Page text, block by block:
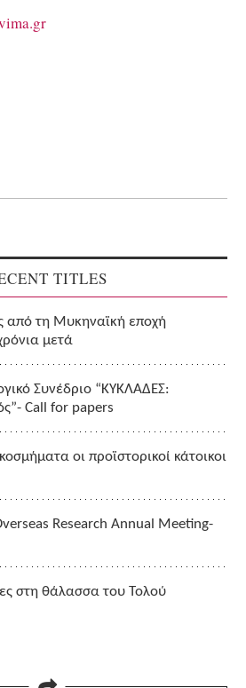
TITLES
από τη Μυκηναϊκή εποχή
μετά
Συνέδριο “ΚΥΚΛΑΔΕΣ:
Call for papers
οι προϊστορικοί κάτοικοι
Research Annual Meeting-
στη θάλασσα του Τολού